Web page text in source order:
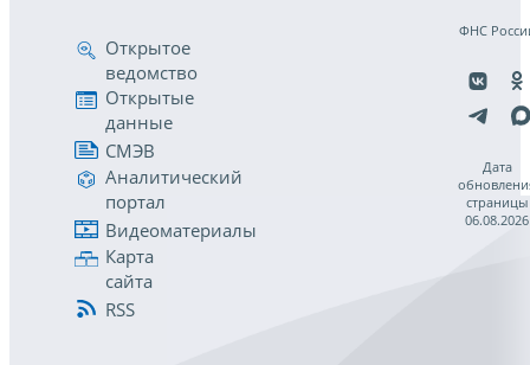
Открытое
ведомство
Открытые
данные
СМЭВ
Аналитический
портал
Видеоматериалы
Карта
сайта
RSS
ФНС
Дата
страницы
06.08.2026